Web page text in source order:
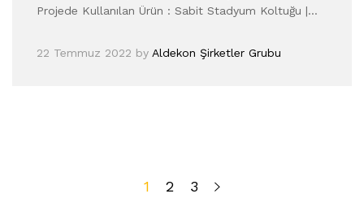
Projede Kullanılan Ürün : Sabit Stadyum Koltuğu |…
22 Temmuz 2022 by Aldekon Şirketler Grubu
1 2 3